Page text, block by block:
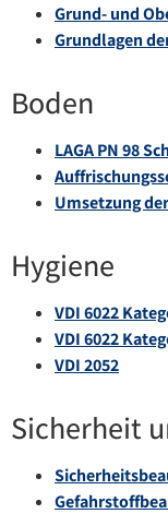
Grund- und
Grundlagen
Boden
LAGA PN 98
Umsetzung
Hygiene
VDI 6022
VDI 6022
VDI 2052
Sicherheit